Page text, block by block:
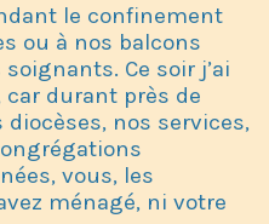
le confinement
ou à nos balcons
Ce soir j’ai
durant près de
nos services,
vous, les
ménagé, ni votre